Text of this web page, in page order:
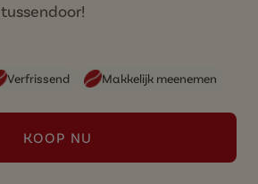
Verfrissend Makkelijk meenemen
KOOP NU